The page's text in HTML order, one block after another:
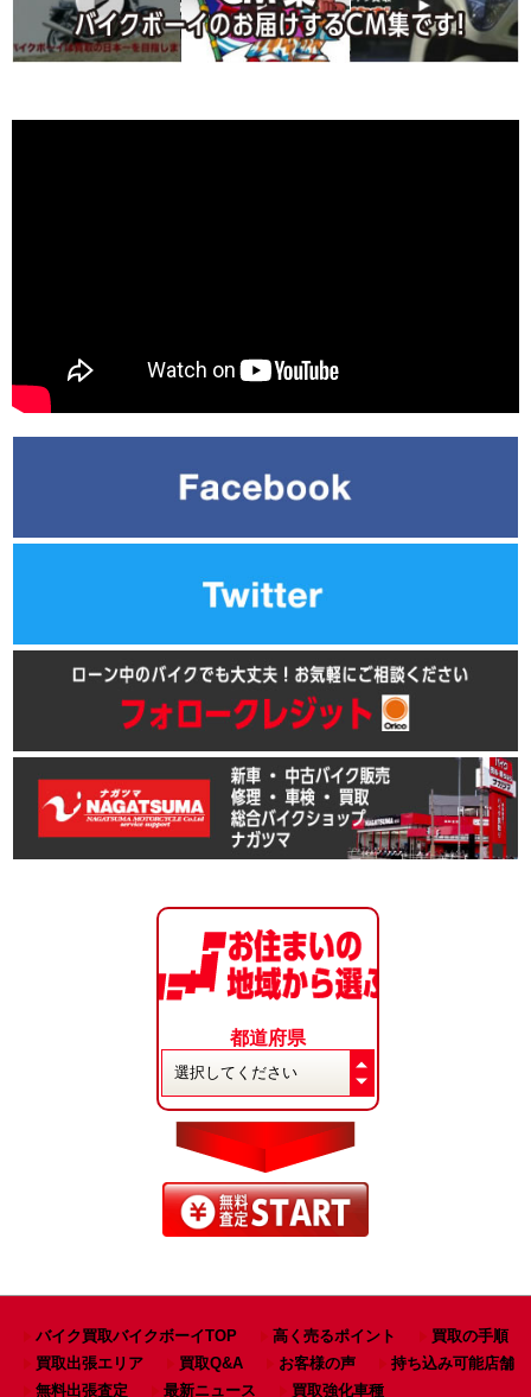
都道府県
バイク買取バイクボーイTOP 高く売るポイント
買取の手順
買取出張エリア
買取Q&A お客様の声
持ち込み可能店舗
無料出張査定
最新ニュース 買取強化車種